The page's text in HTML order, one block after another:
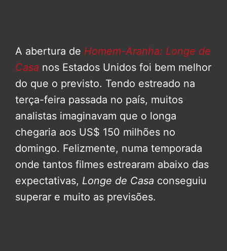
A abertura de Homem-Aranha: Longe de
Casa nos Estados Unidos foi bem melhor
do que o previsto. Tendo estreado na
terça-feira passada no país, muitos
analistas imaginavam que o longa
chegaria aos US$ 150 milhões no
domingo. Felizmente, numa temporada
onde tantos filmes estrearam abaixo das
expectativas, Longe de Casa conseguiu
superar e muito as previsões.